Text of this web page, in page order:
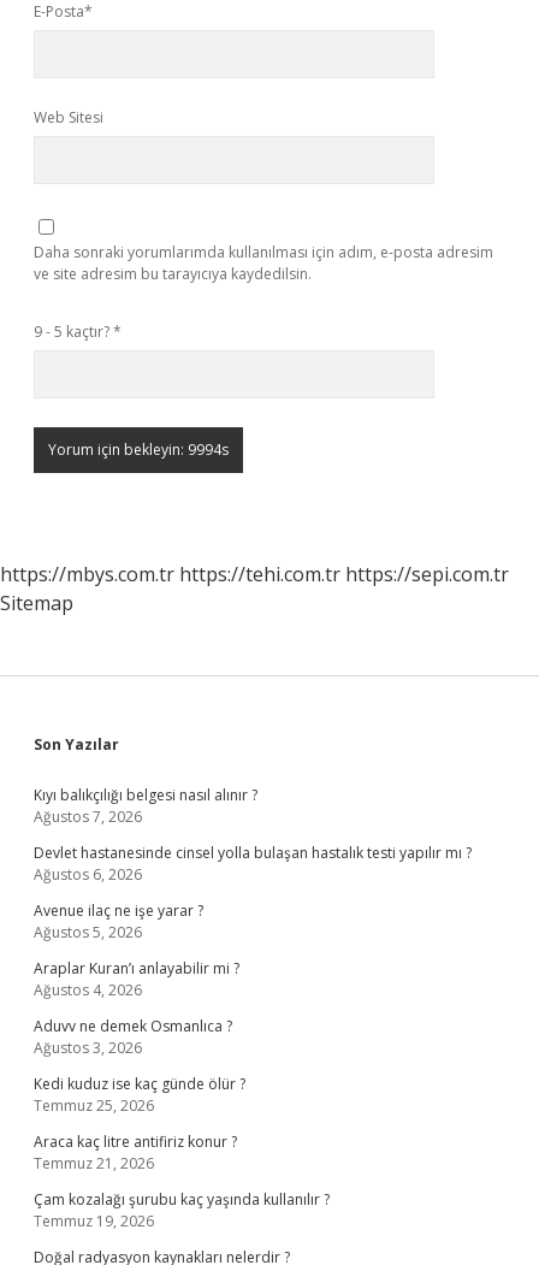
E-Posta*
Web Sitesi
Daha sonraki yorumlarımda kullanılması için adım, e-posta adresim
ve site adresim bu tarayıcıya kaydedilsin.
9 - 5 kaçtır?*
https://mbys.com.tr https://tehi.com.tr https://sepi.com.tr
Sitemap
Sidebar
Son Yazılar
Kıyı balıkçılığı belgesi nasıl alınır ?
Ağustos 7, 2026
Devlet hastanesinde cinsel yolla bulaşan hastalık testi yapılır mı ?
Ağustos 6, 2026
Avenue ilaç ne işe yarar ?
Ağustos 5, 2026
Araplar Kuran’ı anlayabilir mi ?
Ağustos 4, 2026
Aduvv ne demek Osmanlıca ?
Ağustos 3, 2026
Kedi kuduz ise kaç günde ölür ?
Temmuz 25, 2026
Araca kaç litre antifiriz konur ?
Temmuz 21, 2026
Çam kozalağı şurubu kaç yaşında kullanılır ?
Temmuz 19, 2026
Doğal radyasyon kaynakları nelerdir ?